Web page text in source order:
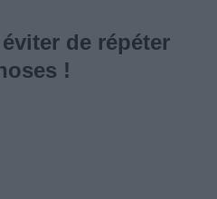
de répéter
!